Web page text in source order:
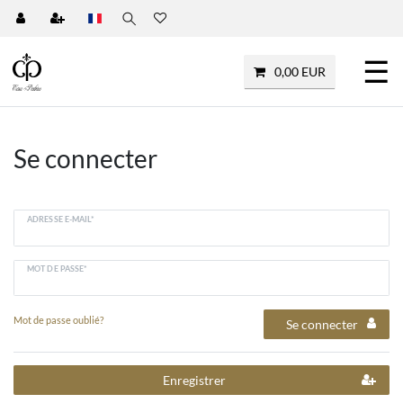
0,00 EUR ☰
Se connecter
ADRESSE E-MAIL*
MOT DE PASSE*
Mot de passe oublié? Se connecter
Enregistrer